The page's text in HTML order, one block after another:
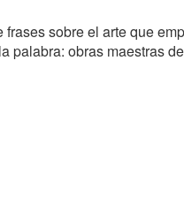
frases sobre el arte que
palabra: obras maestras